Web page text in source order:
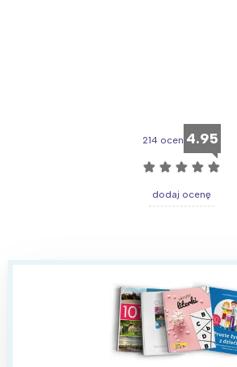
214 ocen 4.95
☆ ☆ ☆ ☆ ☆
dodaj ocenę